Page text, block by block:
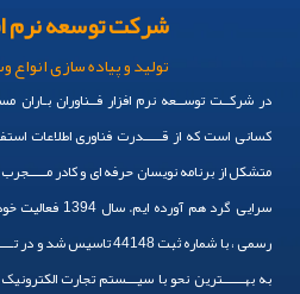
شرکت توسعه نرم
تولید و پیاده سازی
در شرکــت توســعه نرم افزار فــناوران
کسانی است که از قـــــدرت فناوری اطلاعات
متشکل از برنامه نویسان حرفه ای و کادر
رسمی ، با شماره ثبت 44148
به بهــــــترین نحو با سیـــستم تجارت